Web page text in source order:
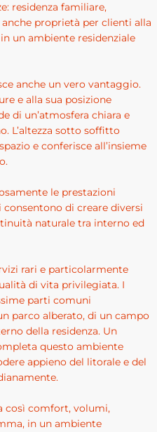
residenza familiare,
proprietà per clienti alla
un ambiente residenziale
anche un vero vantaggio.
e alla sua posizione
di un’atmosfera chiara e
L’altezza sotto soffitto
e conferisce all’insieme
le prestazioni
consentono di creare diversi
naturale tra interno ed
rari e particolarmente
di vita privilegiata. I
parti comuni
parco alberato, di un campo
della residenza. Un
questo ambiente
appieno del litorale e del
così comfort, volumi,
in un ambiente